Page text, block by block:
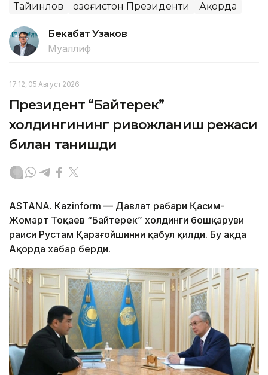
Тайинлов Қозоғистон Президенти Ақорда
Бекабат Узаков
Муаллиф
17:12, 05 Август 2026
Президент “Байтерек”
холдингининг ривожланиш режаси
билан танишди
ASTANА. Каzinform — Давлат раҳбари Қасим-
Жомарт Тоқаев “Байтерек” холдинги бошқаруви
раиси Рустам Қарағойшинни қабул қилди. Бу ҳақда
Ақорда хабар берди.